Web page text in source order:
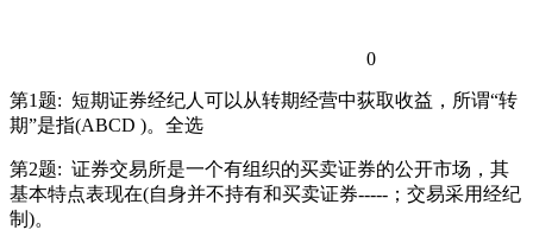
0
第1题: 短期证券经纪人可以从转期经营中荻取收益，所谓“转
期”是指(ABCD )。全选
第2题: 证券交易所是一个有组织的买卖证券的公开市场，其
基本特点表现在(自身并不持有和买卖证券-----；交易采用经纪
制)。